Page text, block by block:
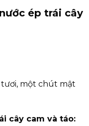
ép trái cây
tươi, một chút mật
cây cam và táo: